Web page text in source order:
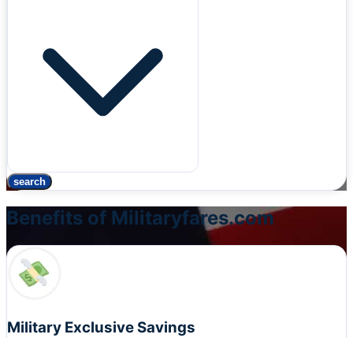
search
Benefits of Militaryfares.com
Military Exclusive Savings